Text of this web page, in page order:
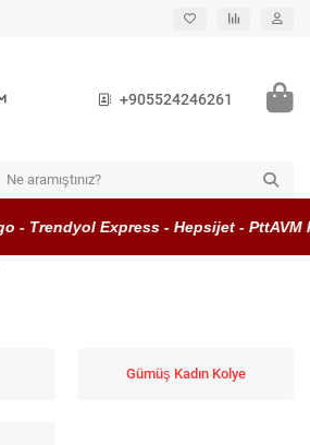
+905524246261
Express - Hepsijet - PttAVM
Gümüş Kadın Kolye